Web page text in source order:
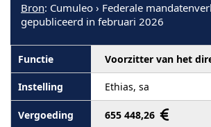
Bron: Cumuleo › Federale
gepubliceerd in februari 2026
Voorzitter van het
Ethias, sa
655 448,26